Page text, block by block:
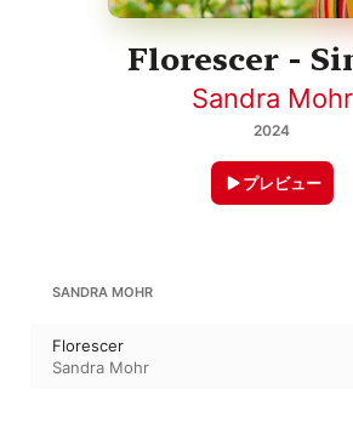
Florescer -
Sandra Mohr
2024
プレビュー
SANDRA MOHR
Florescer
Sandra Mohr